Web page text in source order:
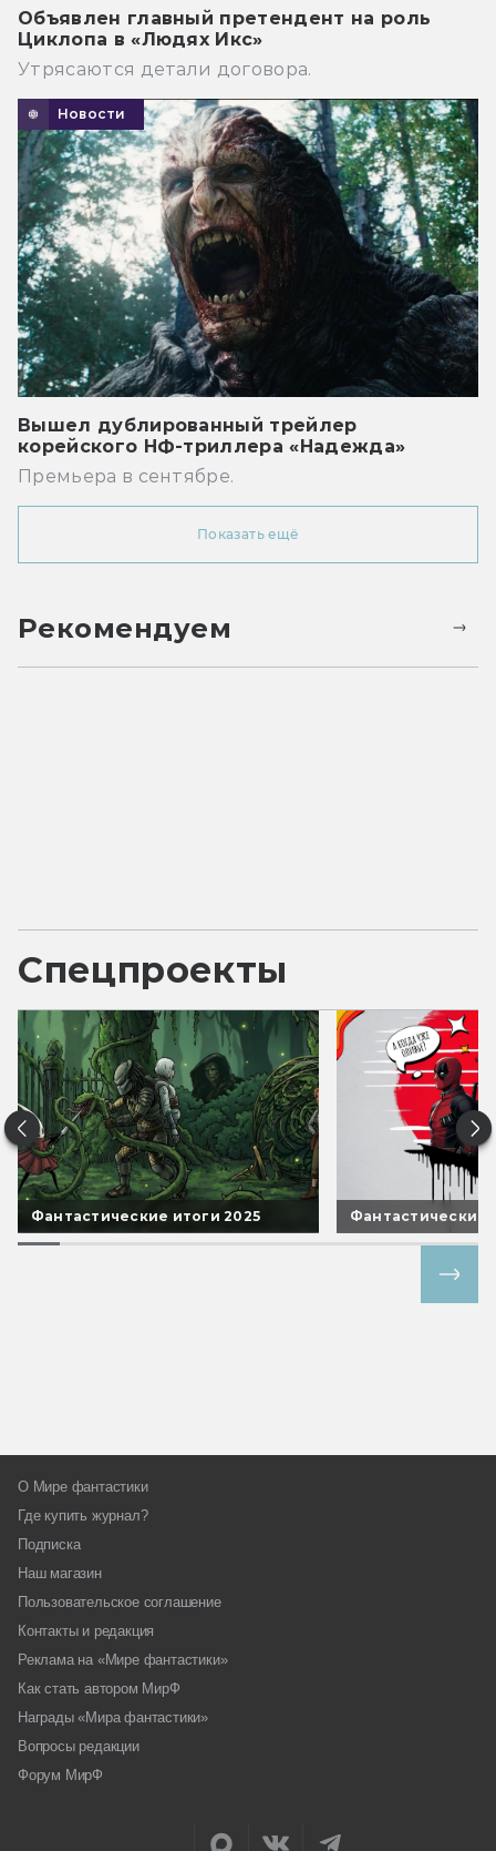
Объявлен главный претендент на роль
Циклопа в «Людях Икс»
Утрясаются детали договора.
Новости
Вышел дублированный трейлер
корейского НФ-триллера «Надежда»
Премьера в сентябре.
Показать ещё
Рекомендуем
Спецпроекты
Фантастические итоги 2025 Фантастические
О Мире фантастики
Где купить журнал?
Подписка
Наш магазин
Пользовательское соглашение
Контакты и редакция
Реклама на «Мире фантастики»
Как стать автором МирФ
Награды «Мира фантастики»
Вопросы редакции
Форум МирФ